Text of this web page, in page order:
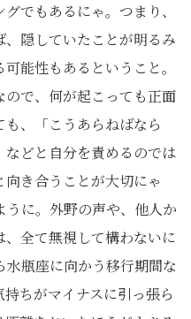
でもあるにゃ。つまり、
隠していたことが明るみ
能性もあるということ。
で、何が起こっても正面
、「こうあらねばなら
どと自分を責めるのでは
き合うことが大切にゃ
に。外野の声や、他人か
全て無視して構わないに
瓶座に向かう移行期間な
ちがマイナスに引っ張ら